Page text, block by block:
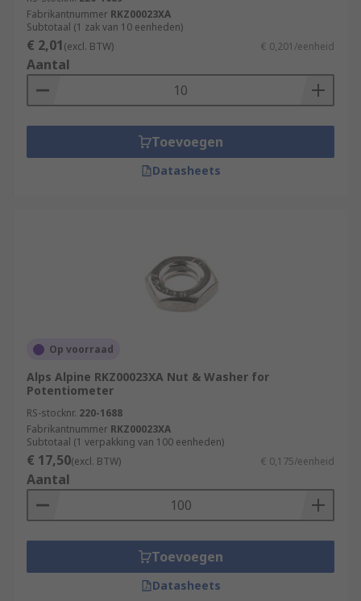
Fabrikantnummer RKZ00023XA
Subtotaal (1 zak van 10 eenheden)
€ 2,01(excl. BTW) € 0,201/eenheid
Aantal
Toevoegen
Datasheets
Op voorraad
Alps Alpine RKZ00023XA Nut & Washer for
Potentiometer
RS-stocknr. 220-1688
Fabrikantnummer RKZ00023XA
Subtotaal (1 verpakking van 100 eenheden)
€ 17,50(excl. BTW) € 0,175/eenheid
Aantal
Toevoegen
Datasheets